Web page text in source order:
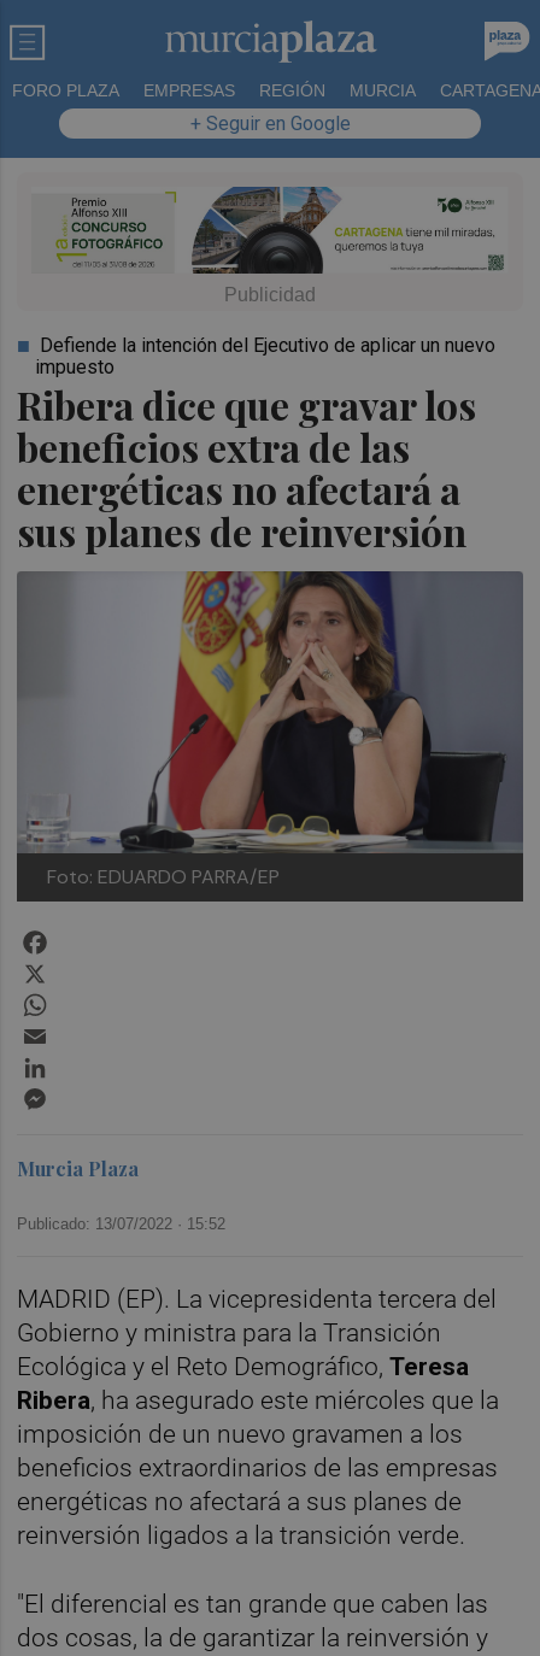
FORO PLAZA EMPRESAS REGIÓN MURCIA
+ Seguir en Google
Ribera dice que gravar los
beneficios extra de las
energéticas no afectará a
sus planes de reinversión
Defiende la intención del Ejecutivo de aplicar un nuevo
impuesto
Foto: EDUARDO PARRA/EP
Murcia Plaza
Publicado: 13/07/2022 · 15:52
MADRID (EP). La vicepresidenta tercera del
Gobierno y ministra para la Transición
Ecológica y el Reto Demográfico,Teresa
Ribera, ha asegurado este miércoles que la
imposición de un nuevo gravamen a los
beneficios extraordinarios de las empresas
energéticas no afectará a sus planes de
reinversión ligados a la transición verde.
"El diferencial es tan grande que caben las
dos cosas, la de garantizar la reinversión y